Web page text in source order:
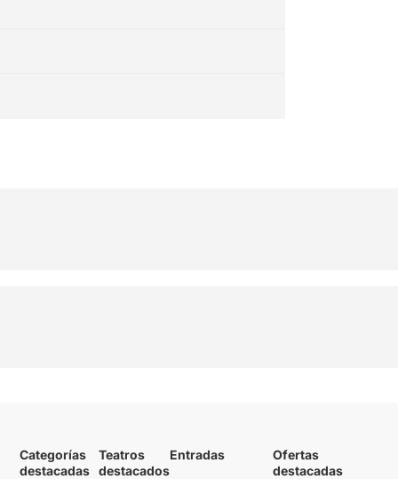
Categorías
destacadas
Teatros
destacados
Entradas
Ofertas
destacadas